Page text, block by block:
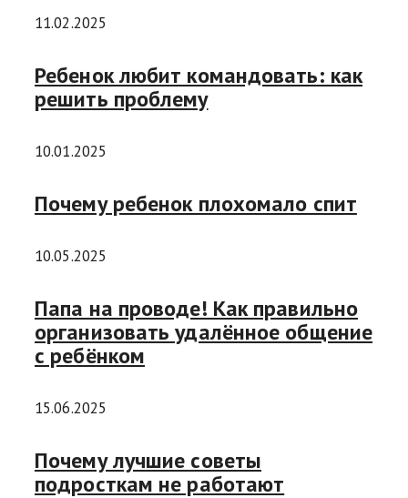
11.02.2025
Ребенок любит командовать: как
решить проблему
10.01.2025
Почему ребенок плохомало спит
10.05.2025
Папа на проводе! Как правильно
организовать удалённое общение
с ребёнком
15.06.2025
Почему лучшие советы
подросткам не работают